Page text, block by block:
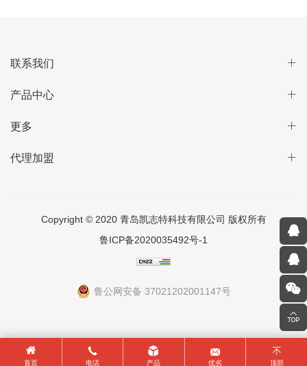
联系我们
产品中心
更多
代理加盟
Copyright © 2020 青岛凯志特科技有限公司 版权所有
鲁ICP备2020035492号-1
鲁公网安备 37021202001147号
首页 电话 产品 优劣 顶部